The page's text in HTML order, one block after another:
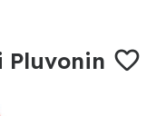
Pluvonin